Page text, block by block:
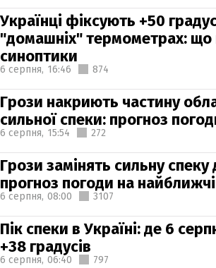
Українці фіксують +50
"домашніх" термометрах: що
синоптики
6 серпня, 16:46 874
Грози накриють частину
сильної спеки: прогноз
6 серпня, 15:54 272
Грози замінять сильну спеку
прогноз погоди на найближчі
6 серпня, 08:00 3107
Пік спеки в Україні: де 6
+38 градусів
6 серпня, 06:40 797